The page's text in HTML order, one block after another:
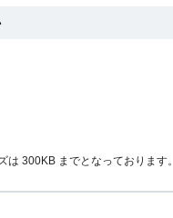
は 300KB までとなっております。